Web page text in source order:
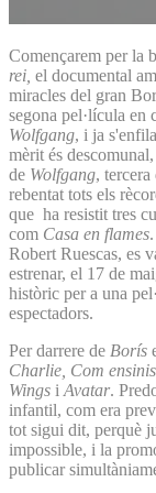
Començarem per la
rei, el documental
miracles del gran
segona pel·lícula en
Wolfgang, i ja
mèrit és
de Wolfgang,
rebentat tots els
que ha resistit tres
com Casa en flames
Robert Ruescas, es
estrenar, el 17 de
històric per a una
espectadors.
Per darrere de Borís
Charlie, Com
Wings i Avatar.
infantil, com era
tot sigui dit, perquè
impossible, i la
publicar